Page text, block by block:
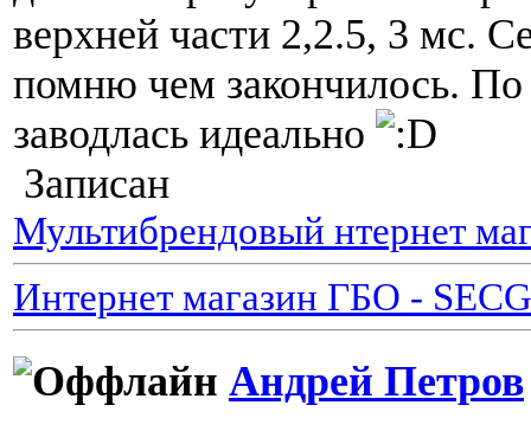
верхней части 2,2.5, 3 мс.
помню чем закончилось.
заводлась идеально
Записан
Мультибрендовый нтернет
Интернет магазин ГБО -
Андрей Петров